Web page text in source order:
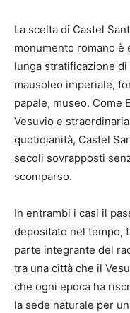
La scelta di Castel
monumento romano
lunga stratificazione
mausoleo imperiale,
papale, museo. Come
Vesuvio e
quotidianità, Castel
secoli sovrapposti
scomparso.
In entrambi i casi il
depositato nel tempo,
parte integrante del
tra una città che il
che ogni epoca ha
la sede naturale per